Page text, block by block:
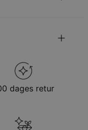
33.78mm x 29.72mm
Morkollektion
leveringsdato
man. 24. aug. - tir. 25.
dages retur